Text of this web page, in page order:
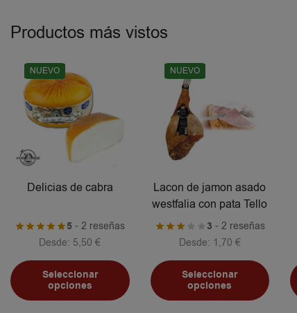
Productos más vistos
NUEVO
Delicias de cabra
5 - 2 reseñas
Desde: 5,50€
Seleccionar
opciones
NUEVO
Lacon de jamon asado
westfalia con pata Tello
3 - 2 reseñas
Desde: 1,70 €
Seleccionar
opciones